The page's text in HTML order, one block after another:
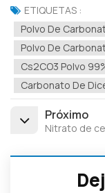
ETIQUETAS :
Polvo De
Polvo De
Cs2CO3 Polvo
Carbonato De
Próximo
Nitrato de